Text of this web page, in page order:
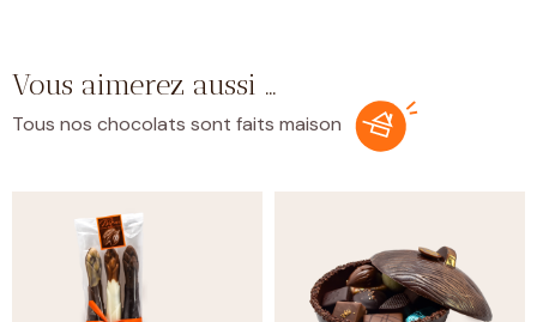
Vous aimerez aussi …
Tous nos chocolats sont faits maison